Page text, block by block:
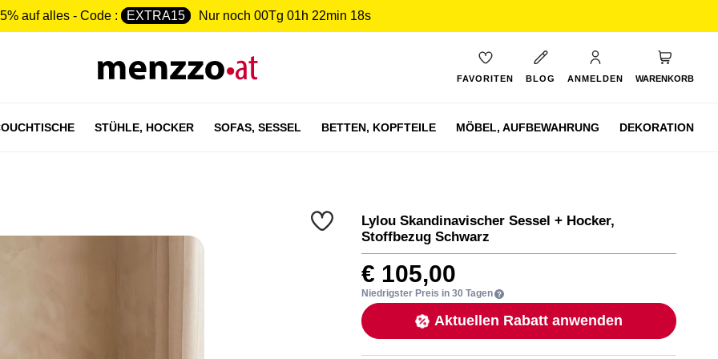
auf alles - Code : EXTRA15 Nur noch 00Tg 01h 22min 17s
FAVORITEN BLOG ANMELDEN WARENKORB
STÜHLE, HOCKER SOFAS, SESSEL BETTEN, KOPFTEILE MÖBEL, AUFBEWAHRUNG DEKORATION
Lylou Skandinavischer Sessel + Hocker,
Stoffbezug Schwarz
€ 105,00
Niedrigster Preis in 30 Tagen
Aktuellen Rabatt anwenden